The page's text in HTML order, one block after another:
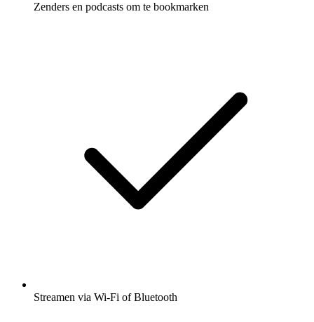
Zenders en podcasts om te bookmarken
Streamen via Wi-Fi of Bluetooth